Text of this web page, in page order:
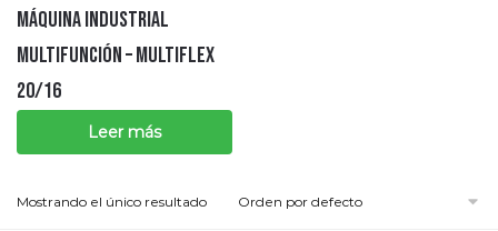
MÁQUINA INDUSTRIAL
MULTIFUNCIÓN – MULTIFLEX
20/16
Leer más
Mostrando el único resultado